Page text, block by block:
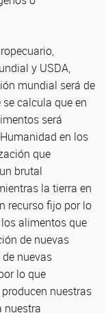
y USDA,
mundial será de
calcula que en
será
en los
que
brutal
la tierra en
recurso fijo por lo
alimentos que
de nuevas
nuevas
lo que
nuestras
nuestra